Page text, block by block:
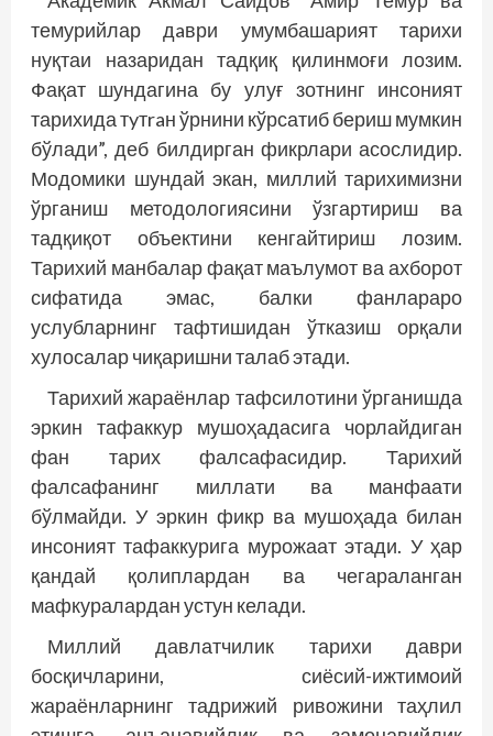
темурийлар дaври умумбашарият тарихи
нуқтаи назаридан тадқиқ қилинмоғи лозим.
Фақат шундагина бу улуғ зотнинг инсоният
тарихида тyтraн ўрнини кўрсатиб бериш мумкин
бўлади”, деб билдирган фикрлари асослидир.
Модомики шундай экан, миллий тарихимизни
ўрганиш методологиясини ўзгартириш ва
тадқиқот объектини кенгайтириш лозим.
Тарихий манбалар фақат маълумот ва ахборот
сифатида эмас, балки фанлараро
услубларнинг тафтишидан ўтказиш орқали
хулосалар чиқаришни талаб этади.
Тарихий жараёнлар тафсилотини ўрганишда
эркин тафаккур мушоҳадасига чорлайдиган
фан тарих фалсафасидир. Тарихий
фалсафанинг миллати ва манфаати
бўлмайди. У эркин фикр ва мушоҳада билан
инсоният тафаккурига мурожаат этади. У ҳар
қандай қолиплардан ва чегараланган
мафкуралардан устун келади.
Миллий давлатчилик тарихи даври
босқичларини, сиёсий-ижтимоий
жараёнларнинг тадрижий ривожини таҳлил